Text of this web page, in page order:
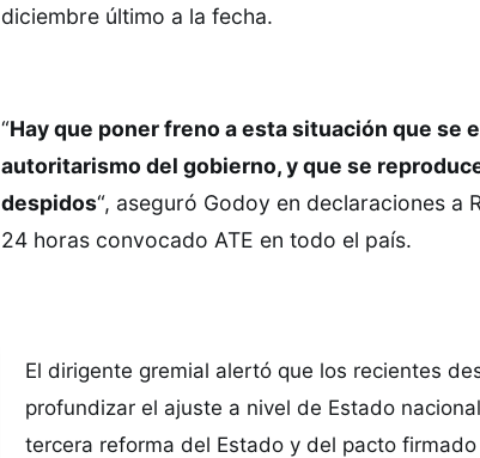
diciembre último a la fecha.
“Hay que poner freno a esta situación que se
autoritarismo del gobierno, y que se
despidos“, aseguró Godoy en declaraciones a
24 horas convocado ATE en todo el país.
El dirigente gremial alertó que los recientes
profundizar el ajuste a nivel de Estado
tercera reforma del Estado y del pacto